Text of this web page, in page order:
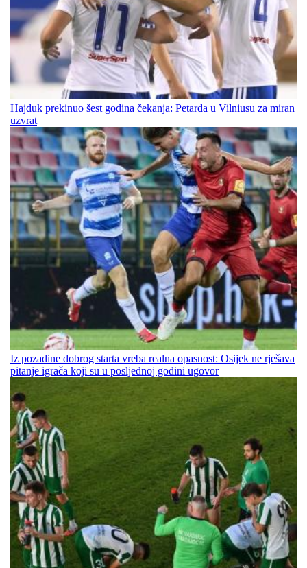
Hajduk prekinuo šest godina čekanja: Petarda u Vilniusu za miran
uzvrat
Iz pozadine dobrog starta vreba realna opasnost: Osijek ne rješava
pitanje igrača koji su u posljednoj godini ugovor